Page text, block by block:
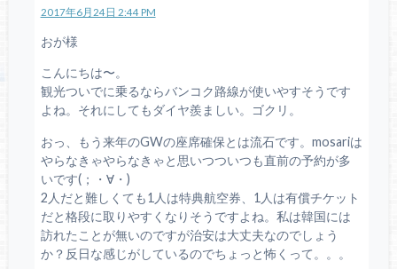
2017年6月24日 2:44 PM
おが様
こんにちは〜。
観光ついでに乗るならバンコク路線が使いやすそうです
よね。それにしてもダイヤ羨ましい。ゴクリ。
おっ、もう来年のGWの座席確保とは流石です。mosariは
やらなきゃやらなきゃと思いつついつも直前の予約が多
いです(；・∀・)
2人だと難しくても1人は特典航空券、1人は有償チケット
だと格段に取りやすくなりそうですよね。私は韓国には
訪れたことが無いのですが治安は大丈夫なのでしょう
か？反日な感じがしているのでちょっと怖くって。。。